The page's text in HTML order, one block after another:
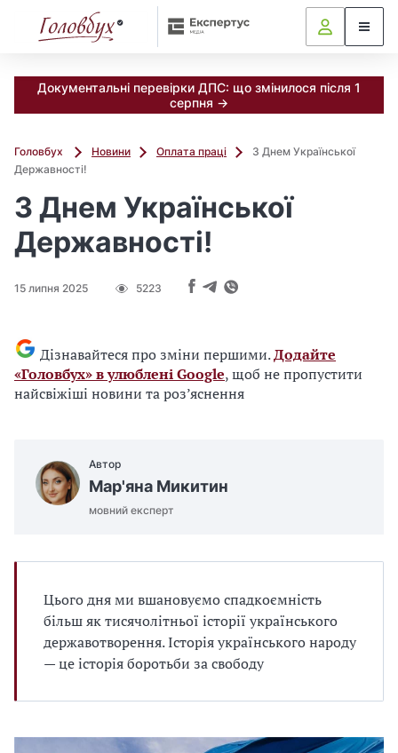
Документальні перевірки ДПС: що змінилося після 1
серпня →
Головбух Новини Оплата праці
З Днем Української
Державності!
З Днем Української
Державності!
15 липня 2025 5223
Дізнавайтеся про зміни першими.Додайте
«Головбух» в улюблені Google, щоб не пропустити
найсвіжіші новини та роз’яснення
Автор
Мар'яна Микитин
мовний експерт
Цього дня ми вшановуємо спадкоємність
більш як тисячолітньої історії українського
державотворення. Історія українського народу
— це історія боротьби за свободу